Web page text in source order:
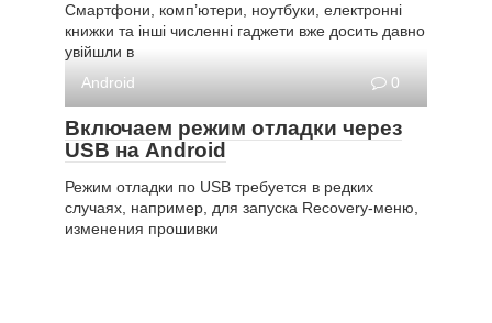
Смартфони, комп’ютери, ноутбуки, електронні
книжки та інші численні гаджети вже досить давно
увійшли в
Android
0
Включаем режим отладки через
USB на Android
Режим отладки по USB требуется в редких
случаях, например, для запуска Recovery-меню,
изменения прошивки